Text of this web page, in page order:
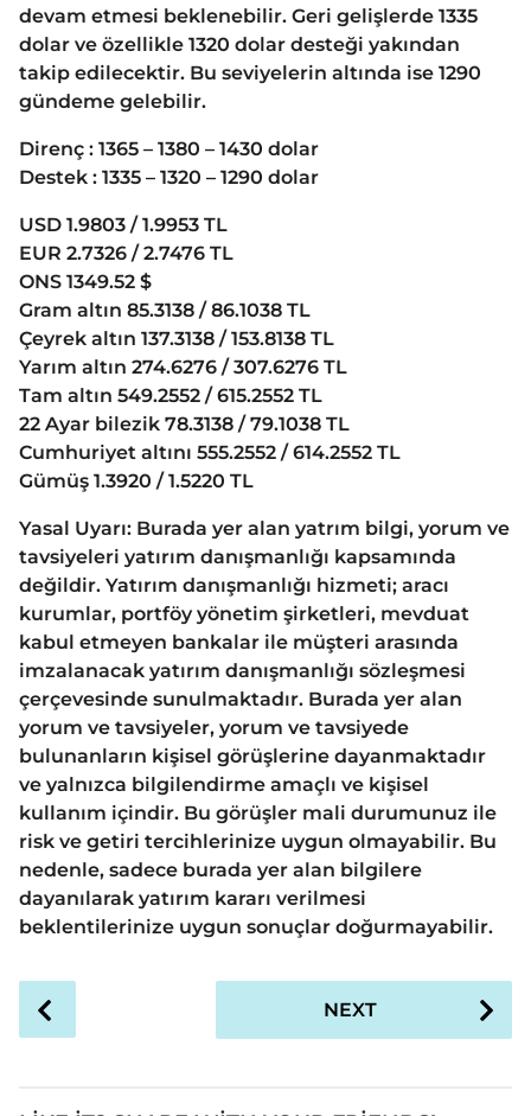
devam etmesi beklenebilir. Geri gelişlerde 1335
dolar ve özellikle 1320 dolar desteği yakından
takip edilecektir. Bu seviyelerin altında ise 1290
gündeme gelebilir.
Direnç : 1365 – 1380 – 1430 dolar
Destek : 1335 – 1320 – 1290 dolar
USD 1.9803 / 1.9953 TL
EUR 2.7326 / 2.7476 TL
ONS 1349.52 $
Gram altın 85.3138 / 86.1038 TL
Çeyrek altın 137.3138 / 153.8138 TL
Yarım altın 274.6276 / 307.6276 TL
Tam altın 549.2552 / 615.2552 TL
22 Ayar bilezik 78.3138 / 79.1038 TL
Cumhuriyet altını 555.2552 / 614.2552 TL
Gümüş 1.3920 / 1.5220 TL
Yasal Uyarı: Burada yer alan yatrım bilgi, yorum ve
tavsiyeleri yatırım danışmanlığı kapsamında
değildir. Yatırım danışmanlığı hizmeti; aracı
kurumlar, portföy yönetim şirketleri, mevduat
kabul etmeyen bankalar ile müşteri arasında
imzalanacak yatırım danışmanlığı sözleşmesi
çerçevesinde sunulmaktadır. Burada yer alan
yorum ve tavsiyeler, yorum ve tavsiyede
bulunanların kişisel görüşlerine dayanmaktadır
ve yalnızca bilgilendirme amaçlı ve kişisel
kullanım içindir. Bu görüşler mali durumunuz ile
risk ve getiri tercihlerinize uygun olmayabilir. Bu
nedenle, sadece burada yer alan bilgilere
dayanılarak yatırım kararı verilmesi
beklentilerinize uygun sonuçlar doğurmayabilir.
NEXT